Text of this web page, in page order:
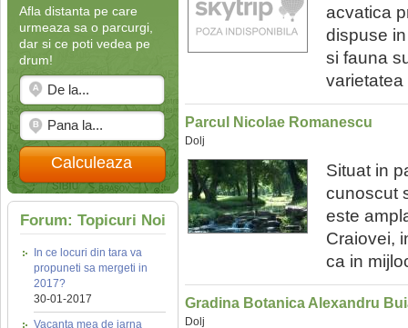
Afla distanta pe care
urmeaza sa o parcurgi,
dar si ce poti vedea pe
drum!
Calculeaza
Forum: Topicuri Noi
In ce locuri din tara va
propuneti sa mergeti in
2017?
30-01-2017
Vacanta mea de iarna
acvatica
dispuse
si fauna
varietatea
Parcul Nicolae Romanescu
Dolj
Situat in
cunoscut
este
Craiovei,
ca in
Gradina Botanica Alexandru
Dolj